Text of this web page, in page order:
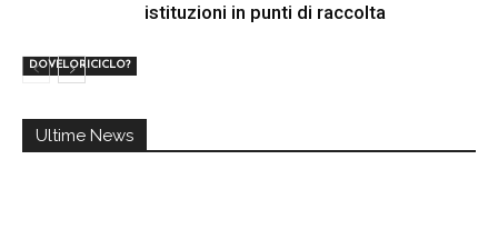
DOVELORICICLO?
istituzioni in punti di raccolta
Ultime News